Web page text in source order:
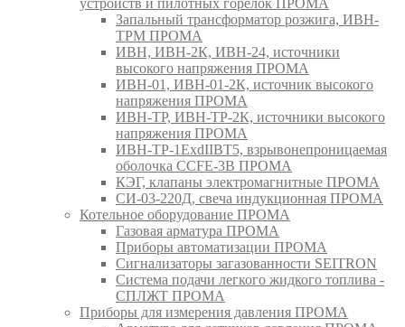
устройств и пилотных горелок ПРОМА
Запальный трансформатор розжига, ИВН-
ТРМ ПРОМА
ИВН, ИВН-2К, ИВН-24, источники
высокого напряжения ПРОМА
ИВН-01, ИВН-01-2К, источник высокого
напряжения ПРОМА
ИВН-ТР, ИВН-ТР-2К, источники высокого
напряжения ПРОМА
ИВН-ТР-1ExdIIBT5, взрывонепроницаемая
оболочка CCFE-3B ПРОМА
КЭГ, клапаны электромагнитные ПРОМА
СИ-03-220Д, свеча индукционная ПРОМА
Котельное оборудование ПРОМА
Газовая арматура ПРОМА
Приборы автоматизации ПРОМА
Сигнализаторы загазованности SEITRON
Система подачи легкого жидкого топлива -
СПЛЖТ ПРОМА
Приборы для измерения давления ПРОМА